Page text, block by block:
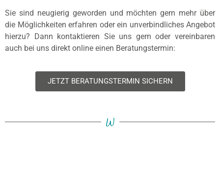
Sie sind neugierig geworden und möchten gern mehr über
die Möglichkeiten erfahren oder ein unverbindliches Angebot
hierzu? Dann kontaktieren Sie uns gern oder vereinbaren
auch bei uns direkt online einen Beratungstermin:
JETZT BERATUNGSTERMIN SICHERN
W